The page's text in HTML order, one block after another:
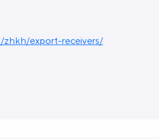
zhkh/export-receivers/